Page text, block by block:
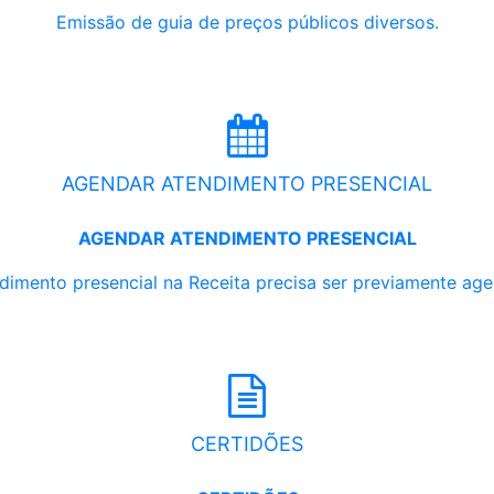
Emissão de guia de preços públicos diversos.
AGENDAR ATENDIMENTO PRESENCIAL
AGENDAR ATENDIMENTO PRESENCIAL
presencial na Receita precisa ser previamente
CERTIDÕES